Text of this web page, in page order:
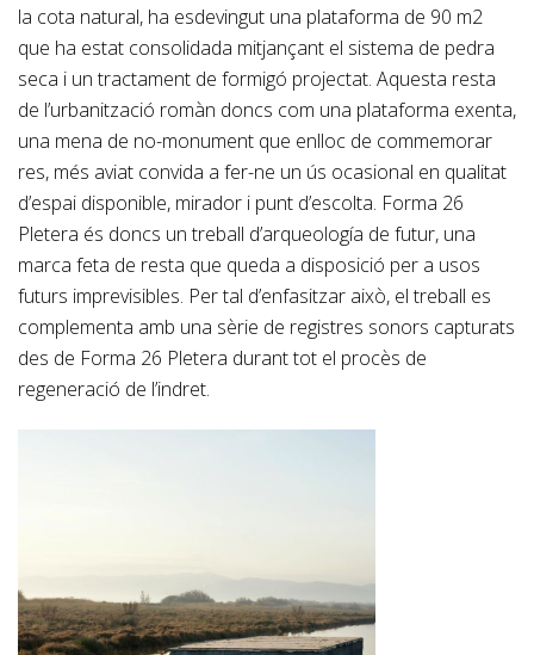
la cota natural, ha esdevingut una plataforma de 90 m2
que ha estat consolidada mitjançant el sistema de pedra
seca i un tractament de formigó projectat. Aquesta resta
de l’urbanització romàn doncs com una plataforma exenta,
una mena de no-monument que enlloc de commemorar
res, més aviat convida a fer-ne un ús ocasional en qualitat
d’espai disponible, mirador i punt d’escolta. Forma 26
Pletera és doncs un treball d’arqueología de futur, una
marca feta de resta que queda a disposició per a usos
futurs imprevisibles. Per tal d’enfasitzar això, el treball es
complementa amb una sèrie de registres sonors capturats
des de Forma 26 Pletera durant tot el procès de
regeneració de l’indret.